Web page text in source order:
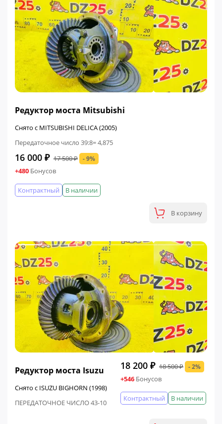
Редуктор моста Mitsubishi
Снято с MITSUBISHI DELICA (2005)
Передаточное число 39:8= 4,875
16 000 ₽ 17 500 ₽ - 9%
+480 Бонусов
В наличии
Контрактный
В корзину
Редуктор моста Isuzu
Снято с ISUZU BIGHORN (1998)
ПЕРЕДАТОЧНОЕ ЧИСЛО 43-10
18 200 ₽ 18 500 ₽ - 2%
+546 Бонусов
В наличии
Контрактный